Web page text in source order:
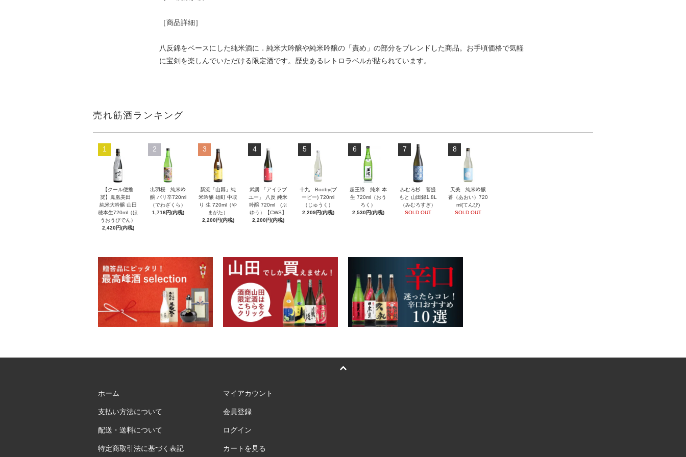
［商品詳細］
八反錦をベースにした純米酒に．純米大吟醸や純米吟醸の「責め」の部分をブレンドした商品。お手頃価格で気軽
に宝剣を楽しんでいただける限定酒です。歴史あるレトロラベルが貼られています。
売れ筋酒ランキング
1
【クール便推
奨】鳳凰美田
純米大吟醸 山田
穂本生720ml（ほ
うおうびでん）
2,420円(内税)
2
出羽桜 純米吟
醸 バリ辛720ml
（でわざくら）
1,716円(内税)
3
新流「山縣」純
米吟醸 雄町 中取
り 生 720ml（や
まがた）
2,200円(内税)
4
武勇 「アイラブ
ユー」 八反 純米
吟醸 720ml (ぶ
ゆう）【CWS】
2,200円(内税)
5
十九 Booby(ブ
ービー) 720ml
（じゅうく）
2,209円(内税)
6
超王祿 純米 本
生 720ml（おう
ろく）
2,530円(内税)
7
みむろ杉 菩提
もと 山田錦1.8L
（みむろすぎ）
SOLD OUT
8
天美 純米吟醸
蒼（あおい）720
ml(てんび)
SOLD OUT
ホーム
支払い方法について
配送・送料について
特定商取引法に基づく表記
マイアカウント
会員登録
ログイン
カートを見る